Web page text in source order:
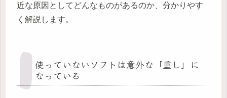
近な原因としてどんなものがあるのか、分かりやす
く解説します。
使っていないソフトは意外な「重し」に
なっている